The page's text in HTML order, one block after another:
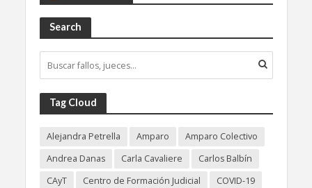
Search
Tag Cloud
Alejandra Petrella Amparo
Amparo Colectivo
Andrea Danas
Carla Cavaliere
Carlos Balbín
CAyT
Centro de Formación Judicial
COVID-19